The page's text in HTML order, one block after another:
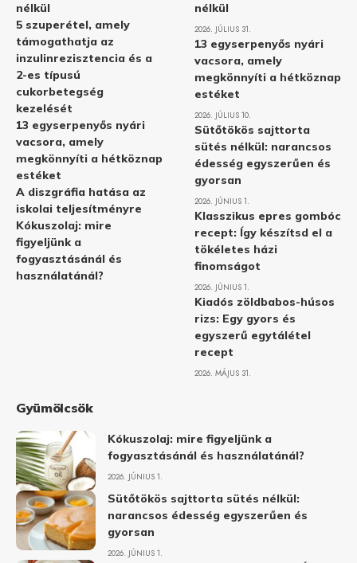
nélkül
5 szuperétel, amely
támogathatja az
inzulinrezisztencia és a
2-es típusú
cukorbetegség
kezelését
13 egyserpenyős nyári
vacsora, amely
megkönnyíti a hétköznap
estéket
A diszgráfia hatása az
iskolai teljesítményre
Kókuszolaj: mire
figyeljünk a
fogyasztásánál és
használatánál?
nélkül
2026. JÚLIUS 31.
13 egyserpenyős nyári
vacsora, amely
megkönnyíti a hétköznap
estéket
2026. JÚLIUS 10.
Sütőtökös sajttorta
sütés nélkül: narancsos
édesség egyszerűen és
gyorsan
2026. JÚNIUS 1.
Klasszikus epres gombóc
recept: Így készítsd el a
tökéletes házi
finomságot
2026. JÚNIUS 1.
Kiadós zöldbabos-húsos
rizs: Egy gyors és
egyszerű egytálétel
recept
2026. MÁJUS 31.
Gyümölcsök
Kókuszolaj: mire figyeljünk a
fogyasztásánál és használatánál?
2026. JÚNIUS 1.
Sütőtökös sajttorta sütés nélkül:
narancsos édesség egyszerűen és
gyorsan
2026. JÚNIUS 1.